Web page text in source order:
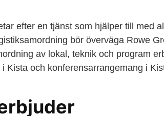
efter en tjänst som hjälper till med
bör överväga Rowe
av lokal, teknik och program
Kista och konferensarrangemang i